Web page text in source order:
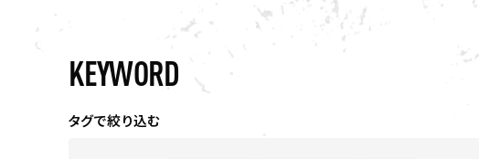
KEYWORD
タグで絞り込む